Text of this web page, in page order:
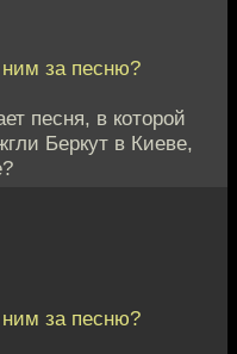
за песню?
песня, в которой
Беркут в Киеве,
за песню?